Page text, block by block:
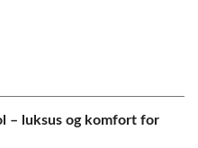
– luksus og komfort for